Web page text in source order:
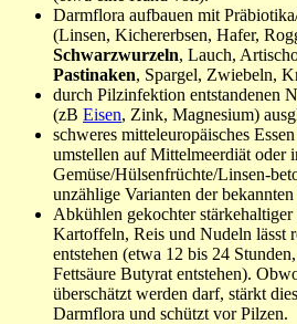
Darmflora aufbauen mit
(Linsen, Kichererbsen, Hafer,
Schwarzwurzeln, Lauch,
Pastinaken, Spargel, Zwiebeln,
durch Pilzinfektion entstandenen
(zB Eisen, Zink, Magnesium)
schweres mitteleuropäisches
umstellen auf Mittelmeerdiät oder
Gemüse/Hülsenfrüchte/Linsen-
unzählige Varianten der
Abkühlen gekochter
Kartoffeln, Reis und Nudeln lässt
entstehen (etwa 12 bis 24
Fettsäure Butyrat entstehen).
überschätzt werden darf, stärkt
Darmflora und schützt vor Pilzen.